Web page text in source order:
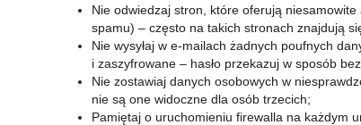
Nie odwiedzaj stron, które oferują
spamu) – często na takich stronach znajdują
Nie wysyłaj w e-mailach żadnych poufnych
i zaszyfrowane – hasło przekazuj w sposób
Nie zostawiaj danych osobowych w
nie są one widoczne dla osób trzecich;
Pamiętaj o uruchomieniu firewalla na każdym